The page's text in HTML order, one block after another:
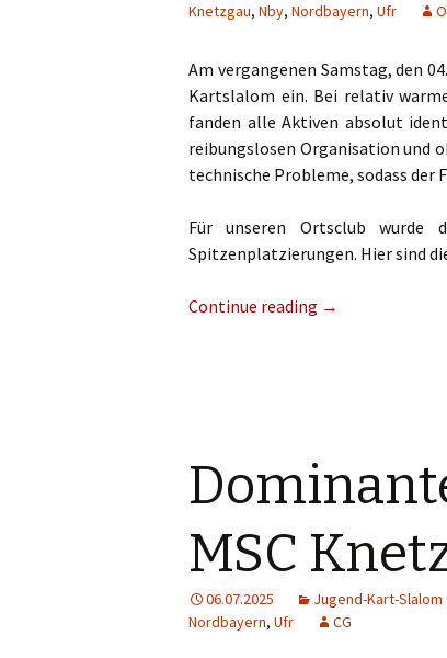
Knetzgau, Nby, Nordbayern, Ufr
Am vergangenen Samstag, den
Kartslalom ein. Bei relativ
fanden alle Aktiven absolut
reibungslosen Organisation und
technische Probleme, sodass der
Für unseren Ortsclub wurde
Spitzenplatzierungen. Hier sind
Continue reading →
MSC
06.07.2025 Jugend-Kart-Slalom
Nordbayern, Ufr CG